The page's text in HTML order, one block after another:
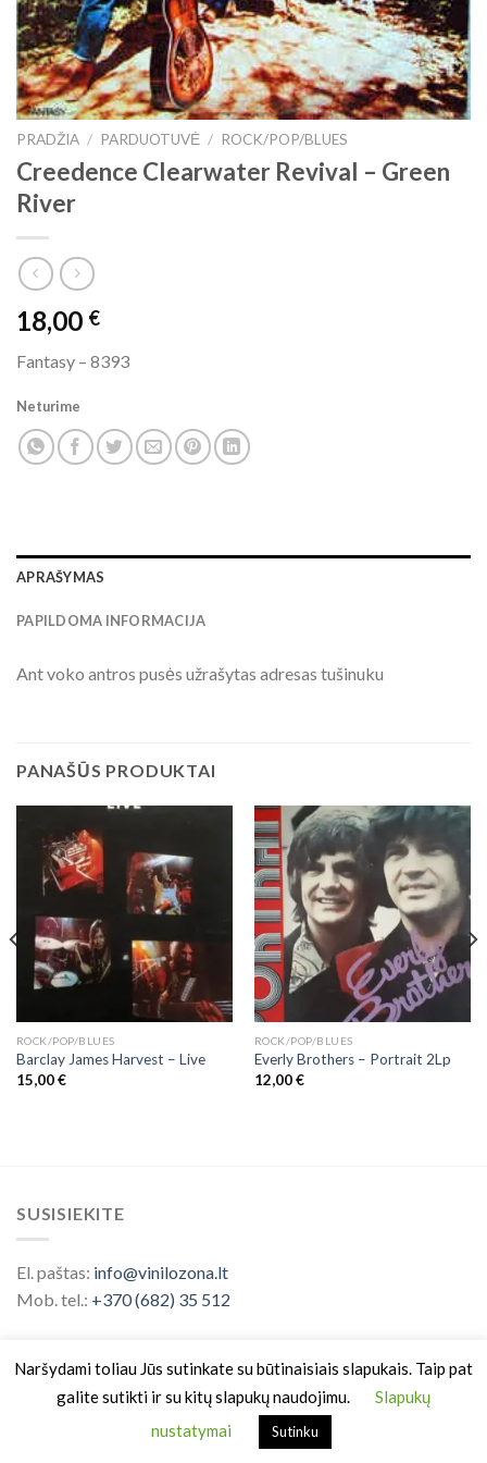
PRADŽIA / PARDUOTUVĖ / ROCK/POP/BLUES
Creedence Clearwater Revival ‎– Green
River
18,00 €
Fantasy ‎– 8393
Neturime
APRAŠYMAS
PAPILDOMA INFORMACIJA
Ant voko antros pusės užrašytas adresas tušinuku
PANAŠŪS PRODUKTAI
ROCK/POP/BLUES
Barclay James Harvest ‎– Live
15,00€
ROCK/POP/BLUES
Everly Brothers – Portrait 2Lp
12,00€
SUSISIEKITE
El. paštas: info@vinilozona.lt
Mob. tel.: +370 (682) 35 512
Prekės ženklas saugomas nuo 2026 ©
Naršydami toliau Jūs sutinkate su būtinaisiais slapukais. Taip pat
galite sutikti ir su kitų slapukų naudojimu.
Slapukų
nustatymai
Sutinku